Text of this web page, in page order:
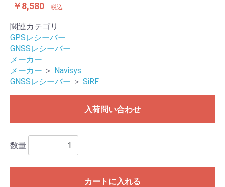
￥8,580 税込
関連カテゴリ
GPSレシーバー
GNSSレシーバー
メーカー
メーカー ＞ Navisys
GNSSレシーバー ＞ SiRF
入荷問い合わせ
数量
カートに入れる